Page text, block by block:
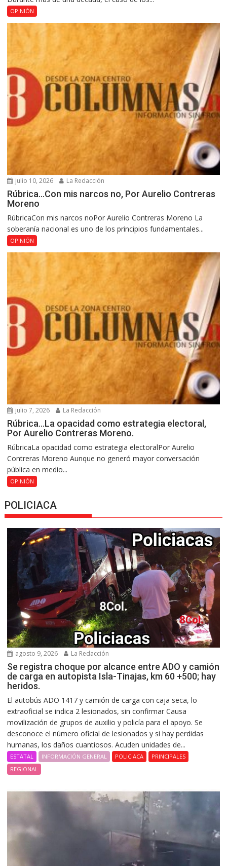
OPINIÓN
julio 10, 2026 La Redacción
Rúbrica…Con mis narcos no, Por Aurelio Contreras
Moreno
RúbricaCon mis narcos noPor Aurelio Contreras Moreno La
soberanía nacional es uno de los principios fundamentales...
OPINIÓN
julio 7, 2026 La Redacción
Rúbrica…La opacidad como estrategia electoral,
Por Aurelio Contreras Moreno.
RúbricaLa opacidad como estrategia electoralPor Aurelio
Contreras Moreno Aunque no generó mayor conversación
pública en medio...
OPINIÓN
POLICIACA
agosto 9, 2026 La Redacción
Se registra choque por alcance entre ADO y camión
de carga en autopista Isla-Tinajas, km 60 +500; hay
heridos.
El autobús ADO 1417 y camión de carga con caja seca, lo
extraoficial se indica 2 lesionados, sin confirmar Causa
movilización de grupos de auxilio y policía para el apoyo. Se
desconoce el número oficial de lesionados y si hay perdidas
humanas, los daños cuantiosos. Acuden unidades de...
ESTATAL INFORMACIÓN GENERAL POLICIACA
PRINCIPALES
REGIONAL